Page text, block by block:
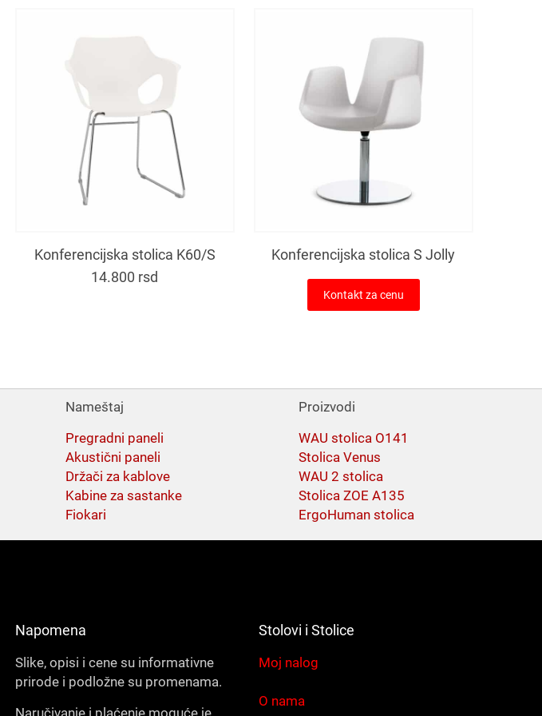
Konferencijska stolica K60/S
14.800 rsd
Konferencijska stolica S Jolly
Kontakt za cenu
Nameštaj
Pregradni paneli
Akustični paneli
Držači za kablove
Kabine za sastanke
Fiokari
Proizvodi
WAU stolica O141
Stolica Venus
WAU 2 stolica
Stolica ZOE A135
ErgoHuman stolica
Napomena
Slike, opisi i cene su informativne
prirode i podložne su promenama.
Naručivanje i plaćenje moguće je
Stolovi i Stolice
Moj nalog
O nama